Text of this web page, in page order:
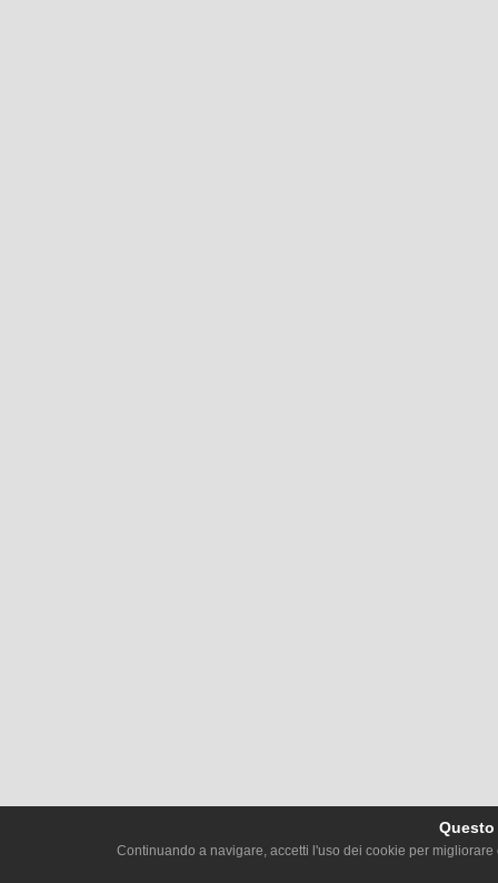
Continuando a navigare, accetti l'uso dei cookie per